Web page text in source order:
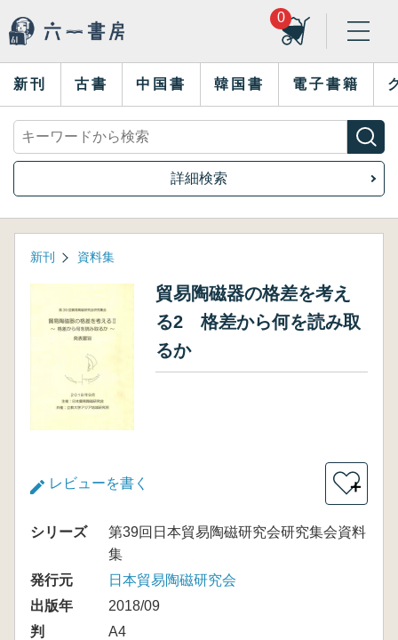
0
新刊 古書 中国書 韓国書 電子書籍
詳細検索
新刊 資料集
貿易陶磁器の格差を考え
る2 格差から何を読み取
るか
レビューを書く ＋
シリーズ
第39回日本貿易陶磁研究会研究集会資料
集
発行元
日本貿易陶磁研究会
出版年
2018/09
判
A4